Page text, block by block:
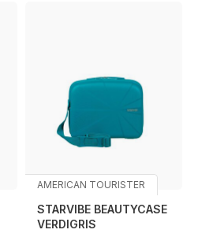
AMERICAN TOURISTER
STARVIBE BEAUTYCASE
VERDIGRIS